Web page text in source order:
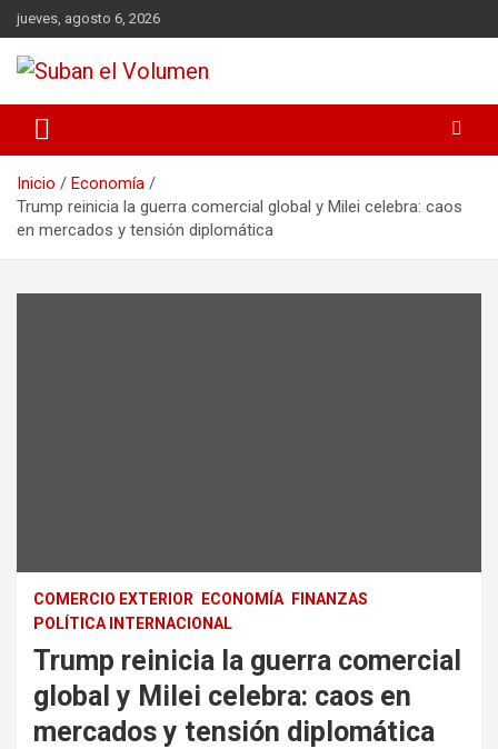
jueves, agosto 6, 2026
Suban el Volumen
Departamento Santamaría
Inicio
Economía
Trump reinicia la guerra comercial global y Milei celebra: caos
en mercados y tensión diplomática
COMERCIO EXTERIOR ECONOMÍA
FINANZAS
POLÍTICA INTERNACIONAL
Trump reinicia la guerra comercial
global y Milei celebra: caos en
mercados y tensión diplomática